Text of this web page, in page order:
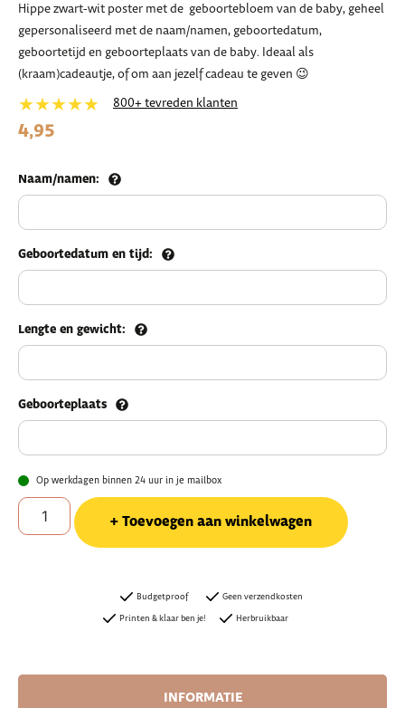
Hippe zwart-wit poster met de geboortebloem van de baby, geheel
gepersonaliseerd met de naam/namen, geboortedatum,
geboortetijd en geboorteplaats van de baby. Ideaal als
(kraam)cadeautje, of om aan jezelf cadeau te geven 😉
★★★★★ 800+ tevreden klanten
4,95
Naam/namen:
Geboortedatum en tijd:
Lengte en gewicht:
Geboorteplaats
Op werkdagen binnen 24 uur in je mailbox
Toevoegen aan winkelwagen
Budgetproof
Printen & klaar ben je!
Geen verzendkosten
Herbruikbaar
INFORMATIE